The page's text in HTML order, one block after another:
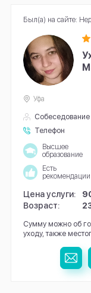
Собеседование
Телефон
Уфа
Высшее
образование
Есть
рекомендации
Цена услуги:
Возраст:
Сумму можно об
уходу, также
Был(а) на сайте: